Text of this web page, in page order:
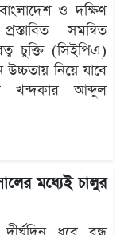
ও দক্ষিণ
সমন্বিত
চুক্তি (সিইপিএ)
নিয়ে যাবে
খন্দকার আব্দুল
মধ্যেই চালুর